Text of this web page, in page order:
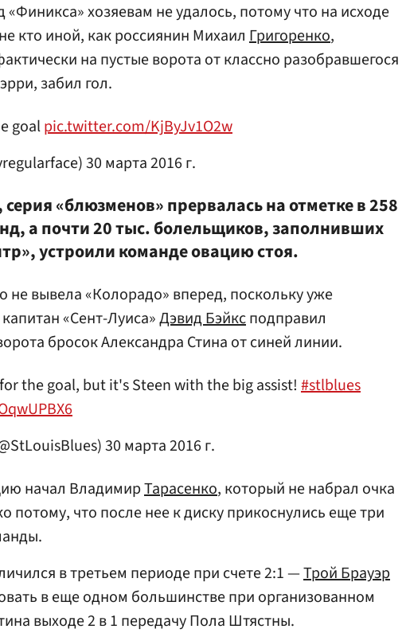
хозяевам не удалось, потому что на исходе
кто иной, как россиянин Михаил Григоренко,
на пустые ворота от классно разобравшегося
забил гол.
goalpic.twitter.com/KjByJv1O2w
30 марта 2016 г.
«блюзменов» прервалась на отметке в 258
а почти 20 тыс. болельщиков, заполнивших
устроили команде овацию стоя.
не вывела «Колорадо» вперед, поскольку уже
«Сент-Луиса»Дэвид Бэйксподправил
бросок Александра Стина от синей линии.
the goal, but it's Steen with the big assist! #stlblues
30 марта 2016 г.
начал ВладимирТарасенко, который не набрал очка
потому, что после нее к диску прикоснулись еще три
в третьем периоде при счете 2:1 —Трой Брауэр
в еще одном большинстве при организованном
выходе 2 в 1 передачу Пола Штястны.